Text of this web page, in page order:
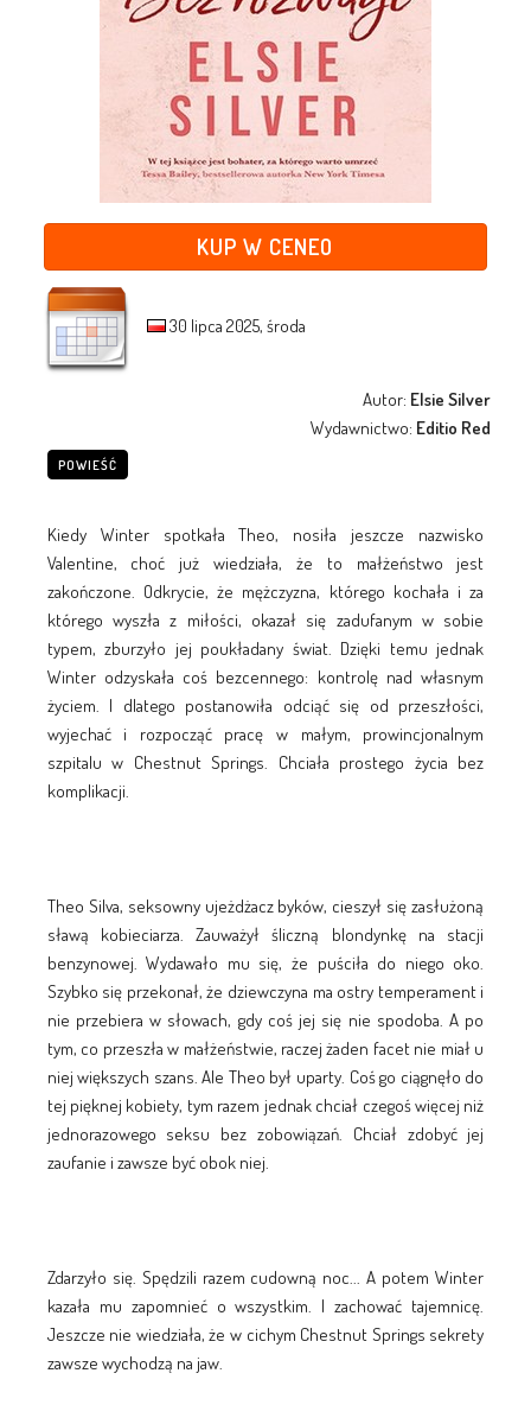
KUP W CENEO
30 lipca 2025, środa
Autor: Elsie Silver
Wydawnictwo: Editio Red
POWIEŚĆ
Kiedy Winter spotkała Theo, nosiła jeszcze nazwisko
Valentine, choć już wiedziała, że to małżeństwo jest
zakończone. Odkrycie, że mężczyzna, którego kochała i za
którego wyszła z miłości, okazał się zadufanym w sobie
typem, zburzyło jej poukładany świat. Dzięki temu jednak
Winter odzyskała coś bezcennego: kontrolę nad własnym
życiem. I dlatego postanowiła odciąć się od przeszłości,
wyjechać i rozpocząć pracę w małym, prowincjonalnym
szpitalu w Chestnut Springs. Chciała prostego życia bez
komplikacji.
Theo Silva, seksowny ujeżdżacz byków, cieszył się zasłużoną
sławą kobieciarza. Zauważył śliczną blondynkę na stacji
benzynowej. Wydawało mu się, że puściła do niego oko.
Szybko się przekonał, że dziewczyna ma ostry temperament i
nie przebiera w słowach, gdy coś jej się nie spodoba. A po
tym, co przeszła w małżeństwie, raczej żaden facet nie miał u
niej większych szans. Ale Theo był uparty. Coś go ciągnęło do
tej pięknej kobiety, tym razem jednak chciał czegoś więcej niż
jednorazowego seksu bez zobowiązań. Chciał zdobyć jej
zaufanie i zawsze być obok niej.
Zdarzyło się. Spędzili razem cudowną noc... A potem Winter
kazała mu zapomnieć o wszystkim. I zachować tajemnicę.
Jeszcze nie wiedziała, że w cichym Chestnut Springs sekrety
zawsze wychodzą na jaw.